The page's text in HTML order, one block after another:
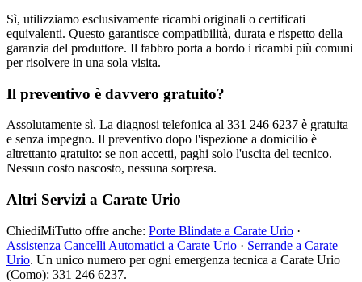
Sì, utilizziamo esclusivamente ricambi originali o certificati
equivalenti. Questo garantisce compatibilità, durata e rispetto della
garanzia del produttore. Il fabbro porta a bordo i ricambi più comuni
per risolvere in una sola visita.
Il preventivo è davvero gratuito?
Assolutamente sì. La diagnosi telefonica al 331 246 6237 è gratuita
e senza impegno. Il preventivo dopo l'ispezione a domicilio è
altrettanto gratuito: se non accetti, paghi solo l'uscita del tecnico.
Nessun costo nascosto, nessuna sorpresa.
Altri Servizi a Carate Urio
ChiediMiTutto offre anche: Porte Blindate a Carate Urio ·
Assistenza Cancelli Automatici a Carate Urio · Serrande a Carate
Urio. Un unico numero per ogni emergenza tecnica a Carate Urio
(Como): 331 246 6237.